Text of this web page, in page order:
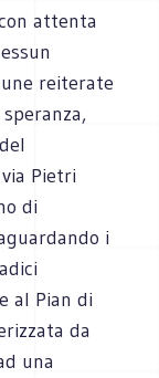
attenta
reiterate
Pietri
di
i
al Pian di
da
una